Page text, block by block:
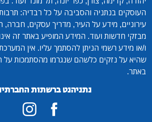
העוסקים בנתניה והסביבה על כל רבדיה: תרבות
עירוניים, מידע על העיר, מדריך עסקים, חברה,
מבזקי חדשות ועוד. המידע המופיע באתר זה
ו/או מידע רשמי הניתן להסתמך עליו. אין
שהיא על נזקים כלשהם שנגרמו מהסתמכות על
באתר.
נתניהנט ברשתות